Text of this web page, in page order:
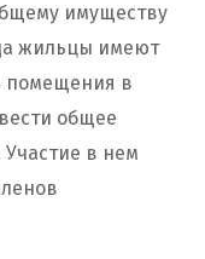
имуществу
жильцы имеют
помещения в
общее
в нем